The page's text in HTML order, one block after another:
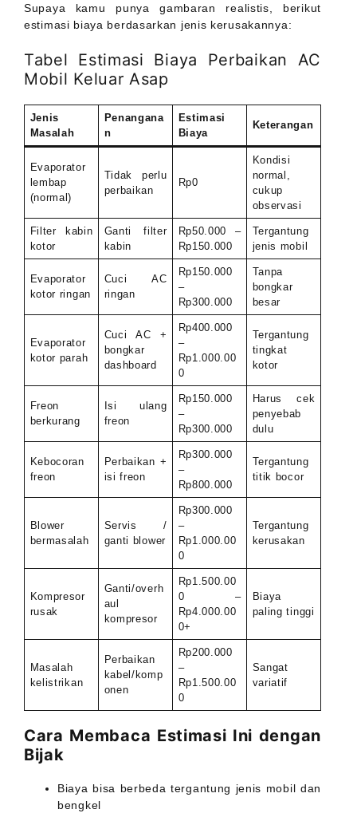
Supaya kamu punya gambaran realistis, berikut
estimasi biaya berdasarkan jenis kerusakannya:
Tabel Estimasi Biaya Perbaikan AC
Mobil Keluar Asap
Jenis
Masalah
Penangana
n
Estimasi
Biaya
Keterangan
Evaporator
lembap
(normal)
Tidak perlu
perbaikan
Rp0
Kondisi
normal,
cukup
observasi
Filter kabin
kotor
Ganti filter
kabin
Rp50.000 –
Rp150.000
Tergantung
jenis mobil
Evaporator
kotor ringan
Cuci AC
ringan
Rp150.000
–
Rp300.000
Tanpa
bongkar
besar
Evaporator
kotor parah
Cuci AC +
bongkar
dashboard
Rp400.000
–
Rp1.000.00
0
Tergantung
tingkat
kotor
Freon
berkurang
Isi ulang
freon
Rp150.000
–
Rp300.000
Harus cek
penyebab
dulu
Kebocoran
freon
Perbaikan +
isi freon
Rp300.000
–
Rp800.000
Tergantung
titik bocor
Blower
bermasalah
Servis /
ganti blower
Rp300.000
–
Rp1.000.00
0
Tergantung
kerusakan
Kompresor
rusak
Ganti/overh
aul
kompresor
Rp1.500.00
0 –
Rp4.000.00
0+
Biaya
paling tinggi
Masalah
kelistrikan
Perbaikan
kabel/komp
onen
Rp200.000
–
Rp1.500.00
0
Sangat
variatif
Cara Membaca Estimasi Ini dengan
Bijak
Biaya bisa berbeda tergantung jenis mobil dan
bengkel